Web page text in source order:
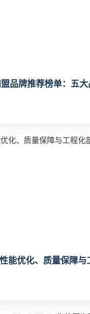
品牌推荐榜单：五
能优化、质量保障与